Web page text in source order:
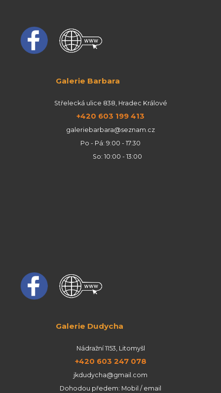
Galerie Barbara
Střelecká ulice 838, Hradec Králové
+420 603 199 413
galeriebarbara@seznam.cz
Po - Pá: 9:00 - 17:30
So: 10:00 - 13:00
Galerie Dudycha
Nádražní 1153, Litomyšl
+420 603 247 078
jkdudycha@gmail.com
Dohodou předem: Mobil / email